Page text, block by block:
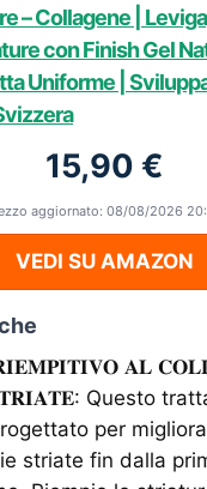
– Collagene |
con Finish Gel
Uniforme |
15,90 €
aggiornato: 08/08/2026
VEDI SU AMAZON
𝐀𝐋
Questo
per
striate fin dalla